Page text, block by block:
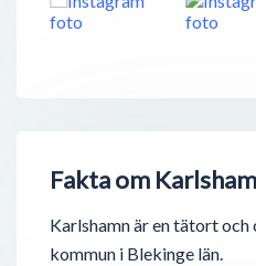
Fakta om
Karlshamn är en tätort
kommun i Blekinge län.